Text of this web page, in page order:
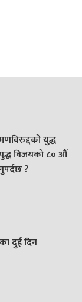
युद्ध
युद्ध विजयको ८० औं
?
दुई दिन